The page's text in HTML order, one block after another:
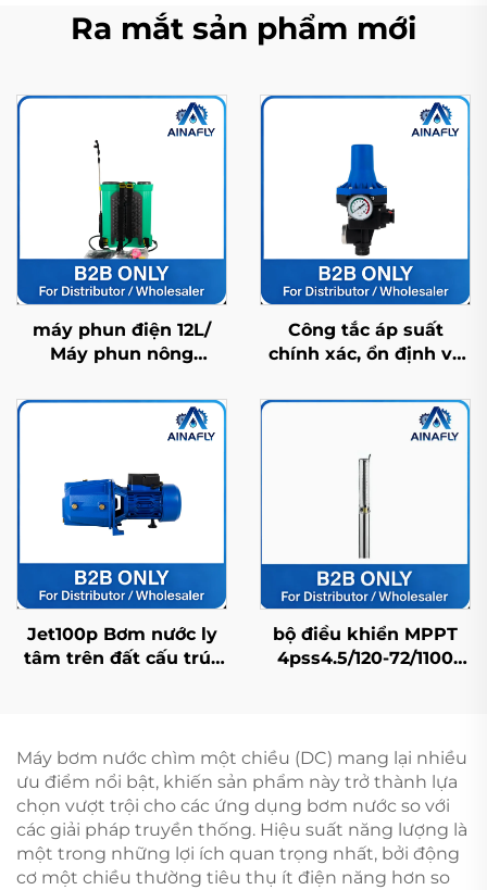
Ra mắt sản phẩm mới
máy phun điện 12L/
Máy phun nông
đồng ruộng/ Máy phun
thuốc trừ sâu/ Máy
Công tắc áp suất
chính xác, ổn định và
áp suất tự động
Jet100p Bơm nước ly
tâm trên đất cấu trúc
bộ điều khiển MPPT
4pss4.5/120-72/1100
nước sinh hoạt gia
đình
Máy bơm nước chìm một chiều (DC) mang lại nhiều
ưu điểm nổi bật, khiến sản phẩm này trở thành lựa
chọn vượt trội cho các ứng dụng bơm nước so với
các giải pháp truyền thống. Hiệu suất năng lượng là
một trong những lợi ích quan trọng nhất, bởi động
cơ một chiều thường tiêu thụ ít điện năng hơn so